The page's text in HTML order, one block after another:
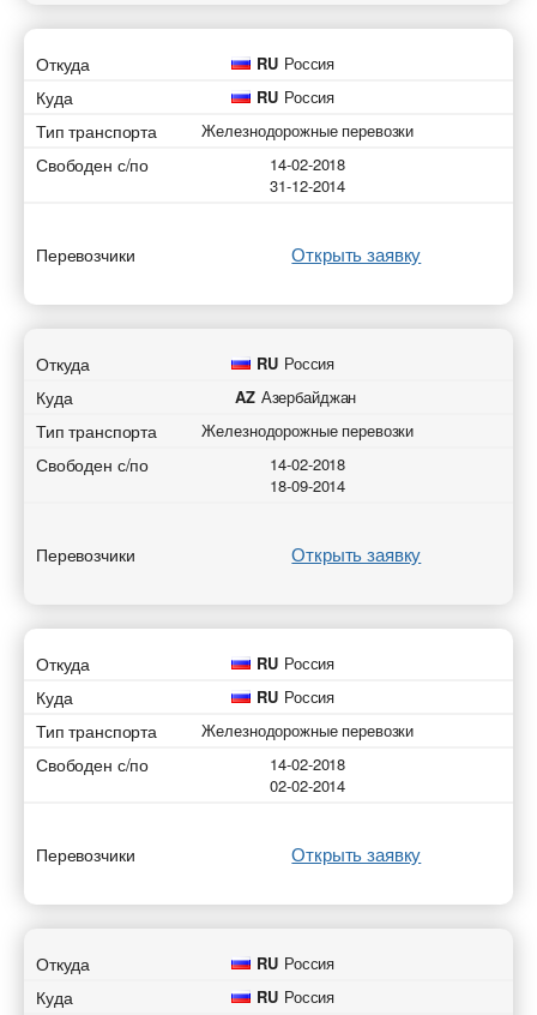
Добавить груз для Ж.Д. перевозок
Страна загрузки
Станция отправки
Станция назначения
Добавить транспорт для Ж.Д. перевозок
Страна загрузки
Станция отправки
Станция назначения
Откуда RU Россия
Куда RU Россия
Тип транспорта Железнодорожные перевозки
Свободен с/по
14-02-2018
31-12-2014
Перевозчики Открыть заявку
Откуда RU Россия
Куда AZ Азербайджан
Тип транспорта Железнодорожные перевозки
Свободен с/по
14-02-2018
18-09-2014
Перевозчики Открыть заявку
Откуда RU Россия
Куда RU Россия
Тип транспорта Железнодорожные перевозки
Свободен с/по
14-02-2018
02-02-2014
Перевозчики Открыть заявку
Откуда RU Россия
Куда RU Россия
Город загрузки
Город выгрузки
Дата погрузки
Разместить транспорт для поиска груза
Страна загрузки
Город загрузки
Город выгрузки
Тип транспорта
Свободен с